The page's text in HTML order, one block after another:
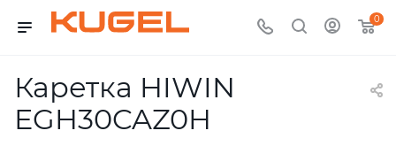
0
Каретка HIWIN
EGH30CAZ0H